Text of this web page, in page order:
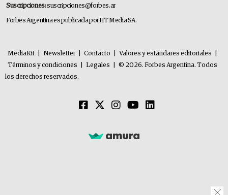
Suscripciones:suscripciones@forbes.ar
Forbes Argentina es publicada por HT Media SA.
MediaKit Newsletter Contacto Valores y estándares editoriales
Términos y condiciones
Legales
© 2026. Forbes Argentina. Todos
los derechos reservados.